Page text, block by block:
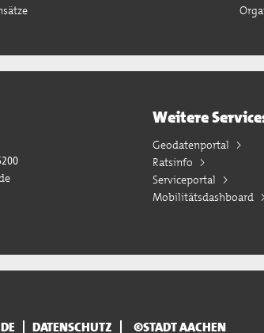
Weitere
Geodatenportal
Ratsinfo
Serviceportal
Mobilitätsdashboard
DATENSCHUTZ ©STADT AACHEN